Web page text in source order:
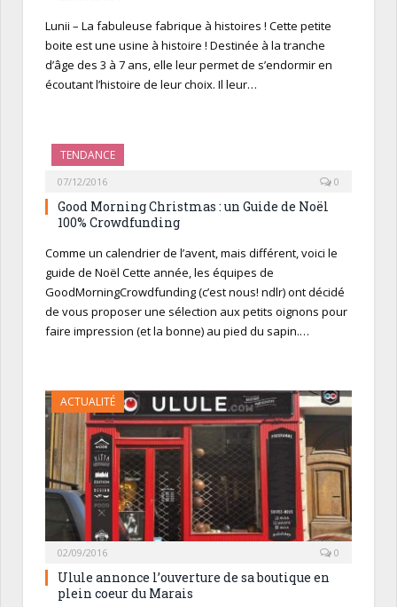
Lunii – La fabuleuse fabrique à histoires ! Cette petite
boite est une usine à histoire ! Destinée à la tranche
d’âge des 3 à 7 ans, elle leur permet de s’endormir en
écoutant l’histoire de leur choix. Il leur…
TENDANCE
07/12/2016 0
Good Morning Christmas : un Guide de Noël
100% Crowdfunding
Comme un calendrier de l’avent, mais différent, voici le
guide de Noël Cette année, les équipes de
GoodMorningCrowdfunding (c’est nous! ndlr) ont décidé
de vous proposer une sélection aux petits oignons pour
faire impression (et la bonne) au pied du sapin.…
ACTUALITÉ
02/09/2016 0
Ulule annonce l’ouverture de sa boutique en
plein coeur du Marais